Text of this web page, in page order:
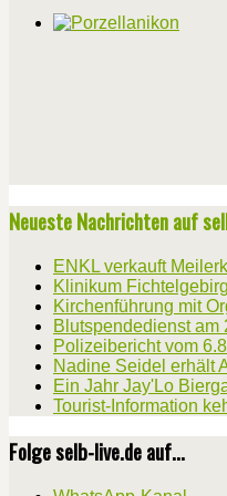
Neueste Nachrichten auf
ENKL verkauft
Klinikum
Kirchenführung mit
Blutspendedienst am
Polizeibericht vom
Nadine Seidel erhält
Ein Jahr Jay'Lo
Tourist-Information
Folge selb-live.de auf...